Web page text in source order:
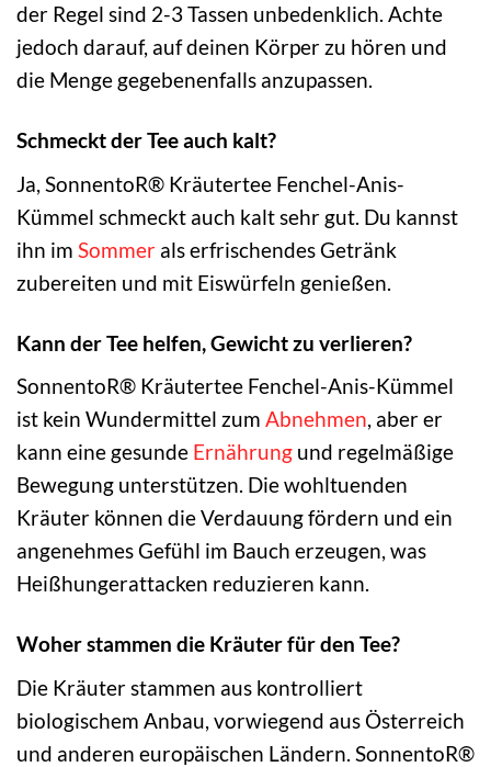
der Regel sind 2-3 Tassen unbedenklich. Achte
jedoch darauf, auf deinen Körper zu hören und
die Menge gegebenenfalls anzupassen.
Schmeckt der Tee auch kalt?
Ja, SonnentoR® Kräutertee Fenchel-Anis-
Kümmel schmeckt auch kalt sehr gut. Du kannst
ihn im Sommer als erfrischendes Getränk
zubereiten und mit Eiswürfeln genießen.
Kann der Tee helfen, Gewicht zu verlieren?
SonnentoR® Kräutertee Fenchel-Anis-Kümmel
ist kein Wundermittel zum Abnehmen, aber er
kann eine gesunde Ernährung und regelmäßige
Bewegung unterstützen. Die wohltuenden
Kräuter können die Verdauung fördern und ein
angenehmes Gefühl im Bauch erzeugen, was
Heißhungerattacken reduzieren kann.
Woher stammen die Kräuter für den Tee?
Die Kräuter stammen aus kontrolliert
biologischem Anbau, vorwiegend aus Österreich
und anderen europäischen Ländern. SonnentoR®